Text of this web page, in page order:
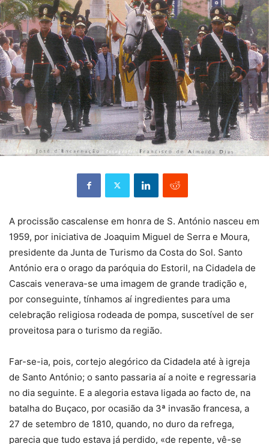
A procissão cascalense em honra de S. António nasceu em
1959, por iniciativa de Joaquim Miguel de Serra e Moura,
presidente da Junta de Turismo da Costa do Sol. Santo
António era o orago da paróquia do Estoril, na Cidadela de
Cascais venerava-se uma imagem de grande tradição e,
por conseguinte, tínhamos aí ingredientes para uma
celebração religiosa rodeada de pompa, suscetível de ser
proveitosa para o turismo da região.
Far-se-ia, pois, cortejo alegórico da Cidadela até à igreja
de Santo António; o santo passaria aí a noite e regressaria
no dia seguinte. E a alegoria estava ligada ao facto de, na
batalha do Buçaco, por ocasião da 3ª invasão francesa, a
27 de setembro de 1810, quando, no duro da refrega,
parecia que tudo estava já perdido, «de repente, vê-se